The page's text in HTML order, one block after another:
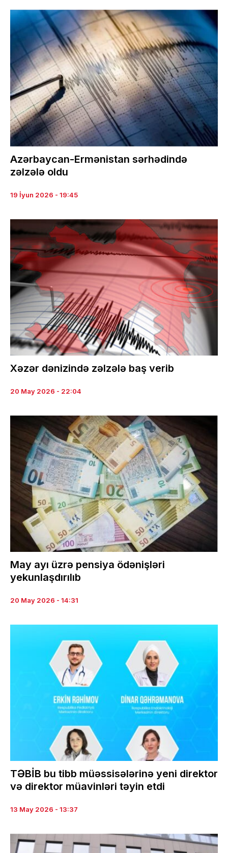
Azərbaycan-Ermənistan sərhədində
zəlzələ oldu
19 İyun 2026 - 19:45
Xəzər dənizində zəlzələ baş verib
20 May 2026 - 22:04
May ayı üzrə pensiya ödənişləri
yekunlaşdırılıb
20 May 2026 - 14:31
TƏBİB bu tibb müəssisələrinə yeni direktor
və direktor müavinləri təyin etdi
13 May 2026 - 13:37